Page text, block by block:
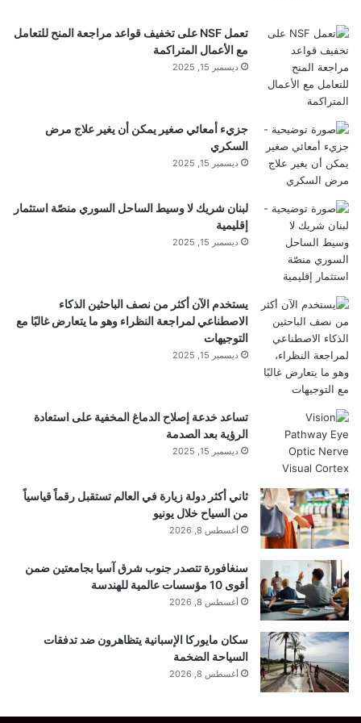
واحدة 7 أو لاحقًا لتمكين هذه الميزة.
ستحتاج بعد ذلك أيضًا إلى التأكد من تمكين هذه الميزة
ضمن إعداداتك. تتيح لك الإعدادات أيضًا تخصيص شريط
Now Bar للتحكم في كيفيةاستخدامه.
إليك ما عليك القيام به:
يفتحإعدادات
مقبض قفل الشاشة وAOD .
يختارالآن شريط.
تعمل NSF على تخفيف قواعد مراجعة المنح للتعامل
مع الأعمال المتراكمة
ديسمبر 15, 2025
جزيء أمعائي صغير يمكن أن يغير علاج مرض
السكري
ديسمبر 15, 2025
لبنان شريك لا وسيط الساحل السوري منصّة استثمار
إقليمية
ديسمبر 15, 2025
يستخدم الآن أكثر من نصف الباحثين الذكاء
الاصطناعي لمراجعة النظراء وهو ما يتعارض غالبًا مع
التوجيهات
ديسمبر 15, 2025
تساعد خدعة إصلاح الدماغ المخفية على استعادة
الرؤية بعد الصدمة
ديسمبر 15, 2025
ثاني أكثر دولة زيارة في العالم تستقبل رقماً قياسياً
من السياح خلال يونيو
أغسطس 8, 2026
سنغافورة تتصدر جنوب شرق آسيا بجامعتين ضمن
أقوى 10 مؤسسات عالمية للهندسة
أغسطس 8, 2026
سكان مايوركا الإسبانية يتظاهرون ضد تدفقات
السياحة الضخمة
أغسطس 8, 2026